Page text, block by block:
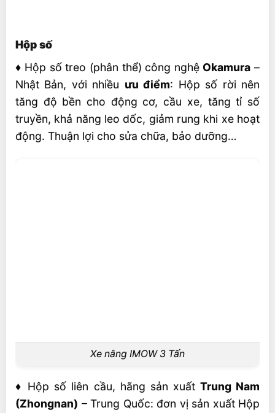
Hộp số
♦ Hộp số treo (phân thể) công nghệOkamura –
Nhật Bản, với nhiều ưu điểm: Hộp số rời nên
tăng độ bền cho động cơ, cầu xe, tăng tỉ số
truyền, khả năng leo dốc, giảm rung khi xe hoạt
động. Thuận lợi cho sửa chữa, bảo dưỡng…
Xe nâng IMOW 3 Tấn
♦ Hộp số liên cầu, hãng sản xuất Trung Nam
(Zhongnan) – Trung Quốc: đơn vị sản xuất Hộp